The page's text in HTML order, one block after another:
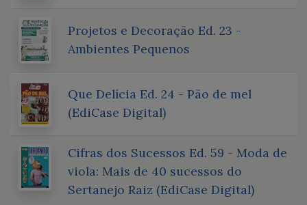
Projetos e Decoração Ed. 23 -
Ambientes Pequenos
Que Delícia Ed. 24 - Pão de mel
(EdiCase Digital)
Cifras dos Sucessos Ed. 59 - Moda de
viola: Mais de 40 sucessos do
Sertanejo Raiz (EdiCase Digital)